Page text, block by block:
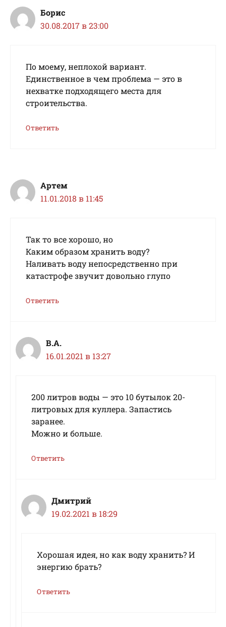
Борис
30.08.2017 в 23:00
По моему, неплохой вариант.
Единственное в чем проблема — это в
нехватке подходящего места для
строительства.
Ответить
Артем
11.01.2018 в 11:45
Так то все хорошо, но
Каким образом хранить воду?
Наливать воду непосредственно при
катастрофе звучит довольно глупо
Ответить
В.А.
16.01.2021 в 13:27
200 литров воды — это 10 бутылок 20-
литровых для куллера. Запастись
заранее.
Можно и больше.
Ответить
Дмитрий
19.02.2021 в 18:29
Хорошая идея, но как воду хранить? И
энергию брать?
Ответить